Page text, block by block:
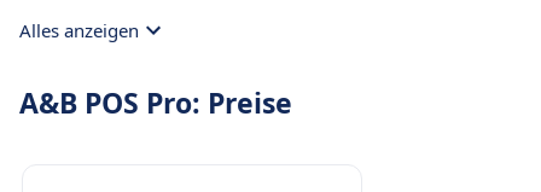
Alles anzeigen
A&B POS Pro: Preise